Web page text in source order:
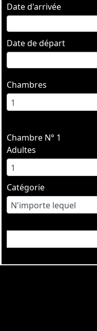
Date d'arrivée
Date de départ
Chambres
Chambre N° 1
Adultes
Catégorie